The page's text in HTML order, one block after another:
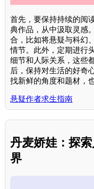
首先，要保持持续的阅
典作品，从中汲取灵感
合，比如将悬疑与科幻
情节。此外，定期进行
细节和人际关系，这些
后，保持对生活的好奇
找新鲜的角度和题材，
悬疑作者求生指南
丹麦娇娃：探
界